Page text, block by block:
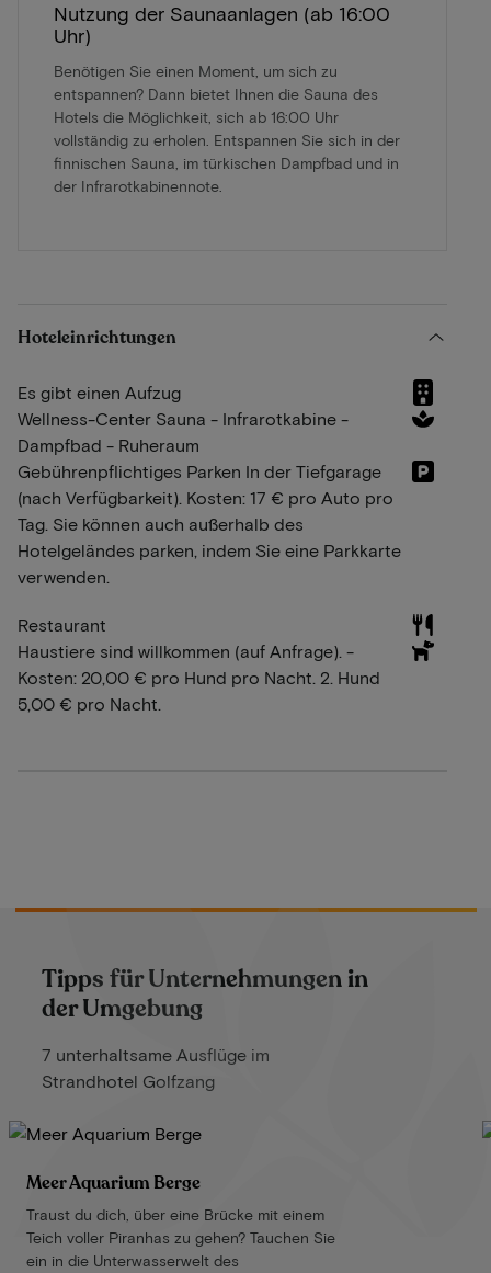
Nutzung der Saunaanlagen (ab 16:00
Uhr)
Benötigen Sie einen Moment, um sich zu
entspannen? Dann bietet Ihnen die Sauna des
Hotels die Möglichkeit, sich ab 16:00 Uhr
vollständig zu erholen. Entspannen Sie sich in der
finnischen Sauna, im türkischen Dampfbad und in
der Infrarotkabinennote.
Hoteleinrichtungen
Es gibt einen Aufzug
Wellness-Center Sauna - Infrarotkabine -
Dampfbad - Ruheraum
Gebührenpflichtiges Parken In der Tiefgarage
(nach Verfügbarkeit). Kosten: 17 € pro Auto pro
Tag. Sie können auch außerhalb des
Hotelgeländes parken, indem Sie eine Parkkarte
verwenden.
Restaurant
Haustiere sind willkommen (auf Anfrage). -
Kosten: 20,00 € pro Hund pro Nacht. 2. Hund
5,00 € pro Nacht.
Tipps für Unternehmungen in
der Umgebung
7 unterhaltsame Ausflüge im
Strandhotel Golfzang
Meer Aquarium Berge
Traust du dich, über eine Brücke mit einem
Teich voller Piranhas zu gehen? Tauchen Sie
ein in die Unterwasserwelt des